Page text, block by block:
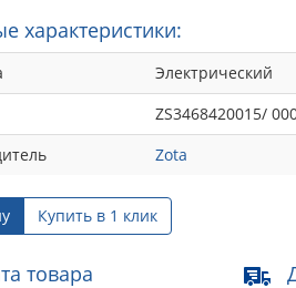
характеристики:
Электрический
ZS3468420015/
Zota
Купить в 1 клик
товара